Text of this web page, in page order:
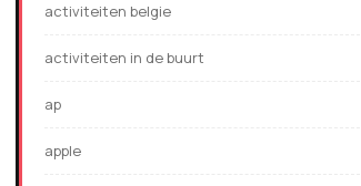
activiteiten belgie
activiteiten in de buurt
ap
apple